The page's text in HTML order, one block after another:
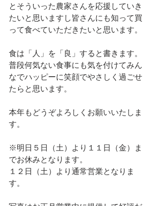
とそういった農家さんを応援していき
たいと思いますし皆さんにも知って買
って食べていただきたいと思います。
食は「人」を「良」すると書きます。
普段何気ない食事にも気を付けてみん
なでハッピーに笑顔でやさしく過ごせ
たらと思います。
本年もどうぞよろしくお願いいたしま
す。
※明日５日（土）より１１日（金）ま
でお休みとなります。
１２日（土）より通常営業となりま
す。